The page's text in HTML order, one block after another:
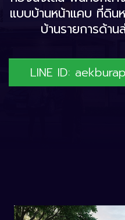
แบบบ้านหน้าแคบ ที่ดิน
บ้านรายการด้า
LINE ID: